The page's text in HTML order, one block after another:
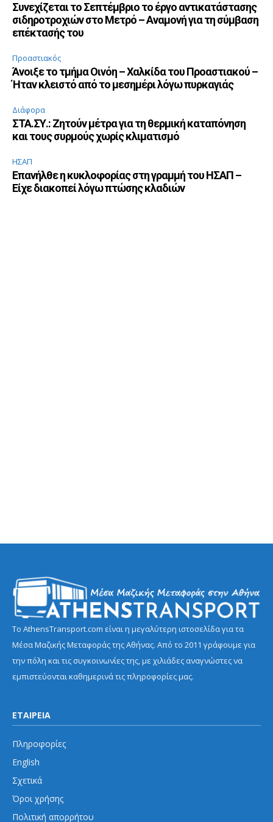
Συνεχίζεται το Σεπτέμβριο το έργο αντικατάστασης
σιδηροτροχιών στο Μετρό – Αναμονή για τη σύμβαση
επέκτασής του
Προαστιακός
Άνοιξε το τμήμα Οινόη – Χαλκίδα του Προαστιακού –
Ήταν κλειστό από το μεσημέρι λόγω πυρκαγιάς
Διάφορα
ΣΤΑ.ΣΥ.: Ζητούν μέτρα για τη θερμική καταπόνηση
και τους συρμούς χωρίς κλιματισμό
ΗΣΑΠ
Επανήλθε η κυκλοφορίας στη γραμμή του ΗΣΑΠ –
Είχε διακοπεί λόγω πτώσης κλαδιών
Το AthensTransport.com είναι η μεγαλύτερη ιστοσελίδα για τα
Μέσα Μαζικής Μεταφοράς της Αθήνας. Από το 2011 γράφουμε για
την πόλη και τις συγκοινωνίες της, με χιλιάδες αναγνώστες να
εμπιστεύονται καθημερινά τις πληροφορίες μας.
ΕΤΑΙΡΕΙΑ
Πληροφορίες
English
Σχετικά
Όροι χρήσης
Πολιτική απορρήτου